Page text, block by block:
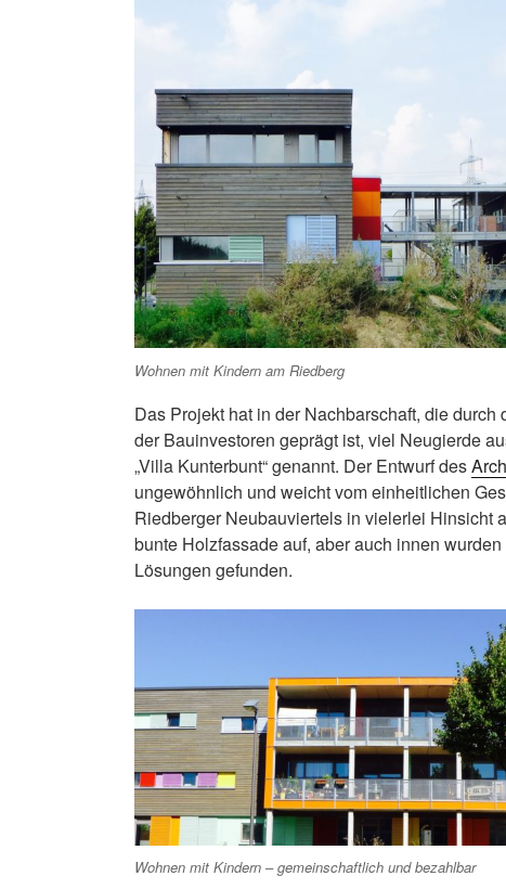
Wohnen mit Kindern am Riedberg
Das Projekt hat in der Nachbarschaft, die
der Bauinvestoren geprägt ist, viel Neugierde
„Villa Kunterbunt“ genannt. Der Entwurf des
ungewöhnlich und weicht vom einheitlichen
Riedberger Neubauviertels in vielerlei Hinsicht
bunte Holzfassade auf, aber auch innen
Lösungen gefunden.
Wohnen mit Kindern – gemeinschaftlich und bezahlbar